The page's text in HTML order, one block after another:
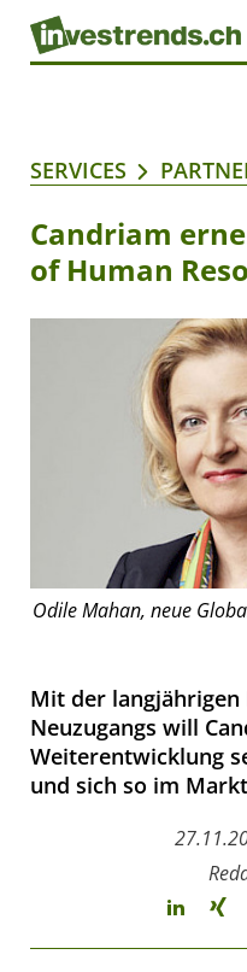
SERVICES
Candriam
of Human
Odile Mahan, neue
Mit der langjährigen
Neuzugangs will
Weiterentwicklung
und sich so im